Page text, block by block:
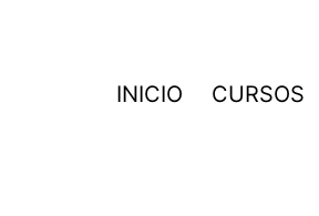
INICIO CURSOS